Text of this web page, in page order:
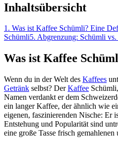
Inhaltsübersicht
1. Was ist Kaffee Schümli? Eine
Schümli5. Abgrenzung: Schümli
Was ist Kaffee
Wenn du in der Welt des Kaffees
Getränk selbst? DerKaffee
Namen verdankt er dem
ein langer Kaffee, der ähnlich wie
eigenen, faszinierenden Nische: Er
Entstehung und Popularität sind
eine große Tasse frisch